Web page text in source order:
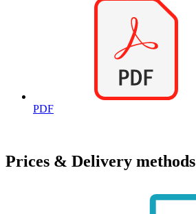
PDF
Prices & Delivery methods